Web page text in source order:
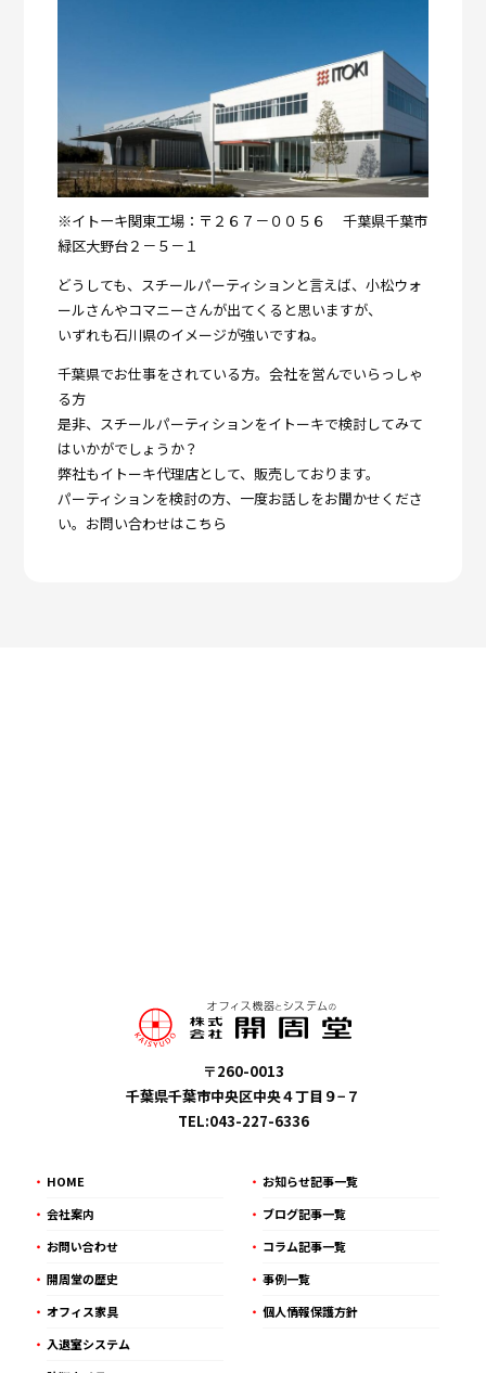
※イトーキ関東工場：〒２６７－００５６ 千葉県千葉市
緑区大野台２－５－１
どうしても、スチールパーティションと言えば、小松ウォ
ールさんやコマニーさんが出てくると思いますが、
いずれも石川県のイメージが強いですね。
千葉県でお仕事をされている方。会社を営んでいらっしゃ
る方
是非、スチールパーティションをイトーキで検討してみて
はいかがでしょうか？
弊社もイトーキ代理店として、販売しております。
パーティションを検討の方、一度お話しをお聞かせくださ
い。お問い合わせはこちら
〒260-0013
千葉県千葉市中央区中央４丁目９−７
TEL:043-227-6336
HOME
会社案内
お問い合わせ
開周堂の歴史
オフィス家具
入退室システム
お知らせ記事一覧
ブログ記事一覧
コラム記事一覧
事例一覧
個人情報保護方針